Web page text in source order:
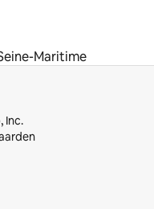
Maritime
Inc.